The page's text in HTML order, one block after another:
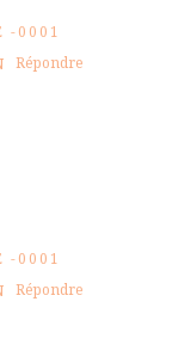
-0001
Répondre
-0001
Répondre